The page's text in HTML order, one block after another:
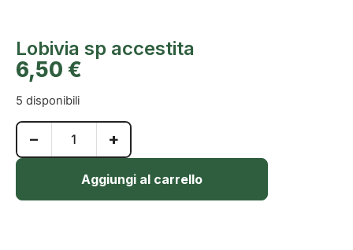
Lobivia sp accestita
6,50 €
5 disponibili
− +
Aggiungi al carrello